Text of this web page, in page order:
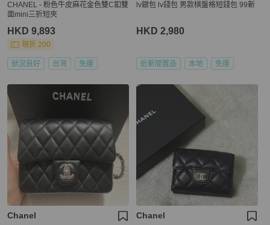
CHANEL - 粉色牛皮麻花金色雙C釦雙
面mini三折短夾
HKD 9,893
現折 200
狀況良好 台灣 免運
lv銀包 lv錢包 男款棋盤格短錢包 99新
HKD 2,980
近新閒置品 本地 免運
Chanel Chanel